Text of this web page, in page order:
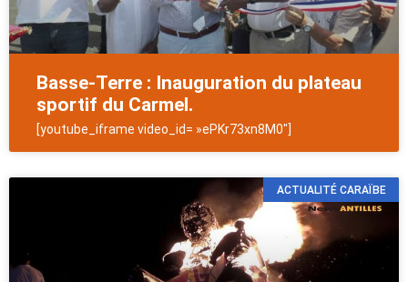
Basse-Terre : Inauguration du plateau
sportif du Carmel.
[youtube_iframe video_id= »ePKr73xn8M0″]
ACTUALITÉ CARAÏBE